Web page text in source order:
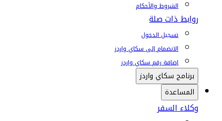
الشروط والأحكام
روابط ذات صلة
تسجيل الدخول
الانضمام إلى سكاي واردز
إضافة رقم سكاي واردز
برنامج سكاي واردز
المساعدة
وكلاء السفر